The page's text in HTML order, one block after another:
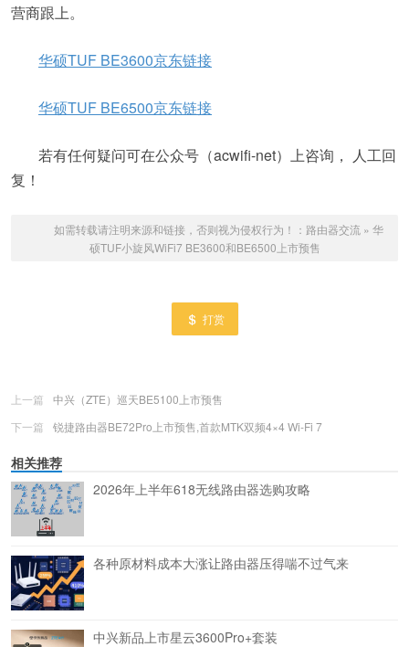
营商跟上。
华硕TUF BE3600京东链接
华硕TUF BE6500京东链接
若有任何疑问可在公众号（acwifi-net）上咨询， 人工回
复！
如需转载请注明来源和链接，否则视为侵权行为！： 路由器交流 » 华
硕TUF小旋风WiFi7 BE3600和BE6500上市预售
打赏
上一篇
中兴（ZTE）巡天BE5100上市预售
下一篇
锐捷路由器BE72Pro上市预售,首款MTK双频4×4 Wi-Fi 7
相关推荐
2026年上半年618无线路由器选购攻略
各种原材料成本大涨让路由器压得喘不过气来
中兴新品上市星云3600Pro+套装